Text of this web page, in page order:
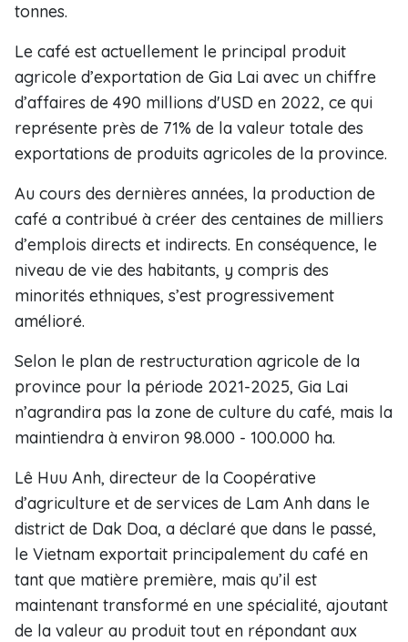
tonnes.
Le café est actuellement le principal produit
agricole d’exportation de Gia Lai avec un chiffre
d’affaires de 490 millions d'USD en 2022, ce qui
représente près de 71% de la valeur totale des
exportations de produits agricoles de la province.
Au cours des dernières années, la production de
café a contribué à créer des centaines de milliers
d’emplois directs et indirects. En conséquence, le
niveau de vie des habitants, y compris des
minorités ethniques, s’est progressivement
amélioré.
Selon le plan de restructuration agricole de la
province pour la période 2021-2025, Gia Lai
n’agrandira pas la zone de culture du café, mais la
maintiendra à environ 98.000 - 100.000 ha.
Lê Huu Anh, directeur de la Coopérative
d’agriculture et de services de Lam Anh dans le
district de Dak Doa, a déclaré que dans le passé,
le Vietnam exportait principalement du café en
tant que matière première, mais qu’il est
maintenant transformé en une spécialité, ajoutant
de la valeur au produit tout en répondant aux